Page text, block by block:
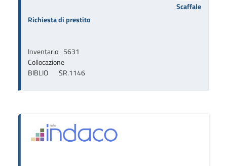
Richiesta di prestito
Inventario 5631
Collocazione
BIBLIO       SR.1146
Scaffale